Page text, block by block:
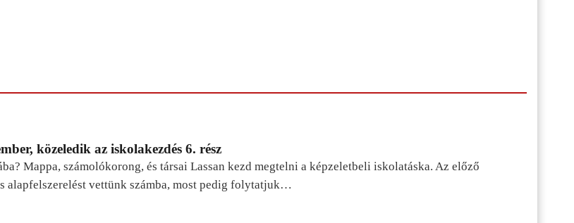
közeledik az iskolakezdés 6. rész
Mappa, számolókorong, és társai Lassan kezd megtelni a képzeletbeli iskolatáska. Az előző
alapfelszerelést vettünk számba, most pedig folytatjuk…